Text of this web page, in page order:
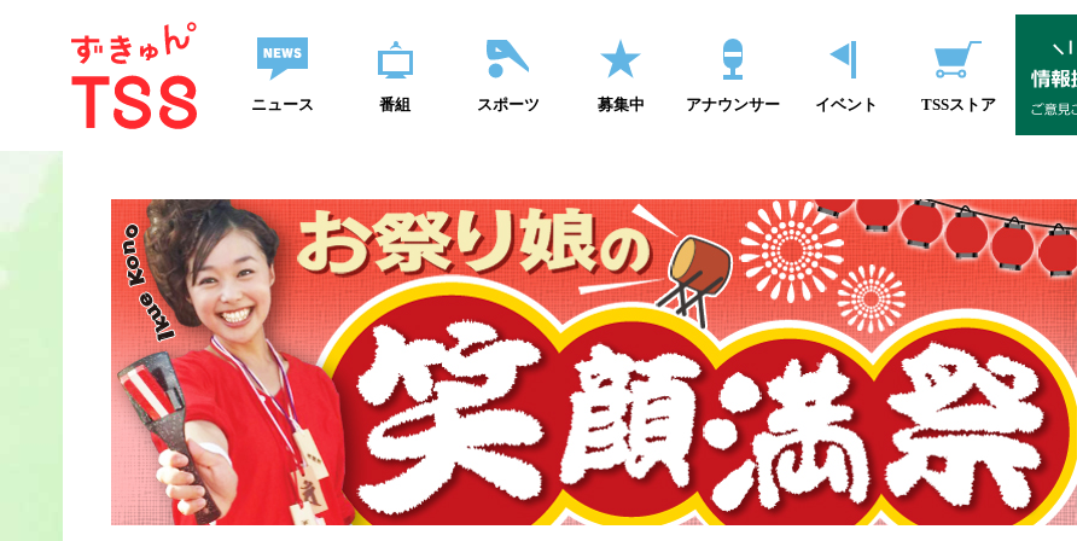
ニュース 番組 スポーツ 募集中 アナウンサー イベント TSSストア